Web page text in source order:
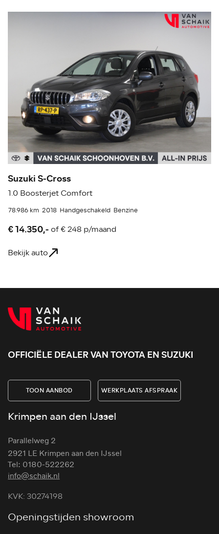
Suzuki S-Cross
1.0 Boosterjet Comfort
78.986 km 2018 Handgeschakeld Benzine
€ 14.350,- of€ 248 p/maand
Bekijk auto
OFFICIËLE DEALER VAN TOYOTA EN SUZUKI
TOON AANBOD WERKPLAATS AFSPRAAK
Krimpen aan den IJssel
Parallelweg 2
2921 LE Krimpen aan den IJssel
Tel: 0180-522262
info@schaik.nl
KVK: 30274198
Openingstijden showroom